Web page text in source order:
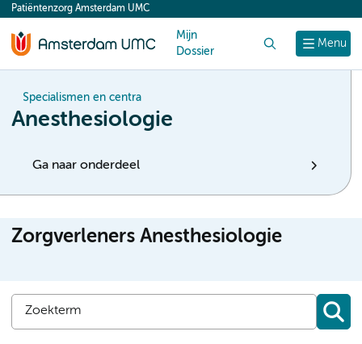
content
Menu
Patiëntenzorg Amsterdam UMC
Mijn
Dossier
Specialismen en centra
Anesthesiologie
Ga naar onderdeel
Zorgverleners Anesthesiologie